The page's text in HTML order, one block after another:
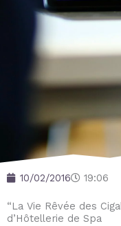
10/02/2016 19:06
“La Vie Rêvée des
d’Hôtellerie de Spa